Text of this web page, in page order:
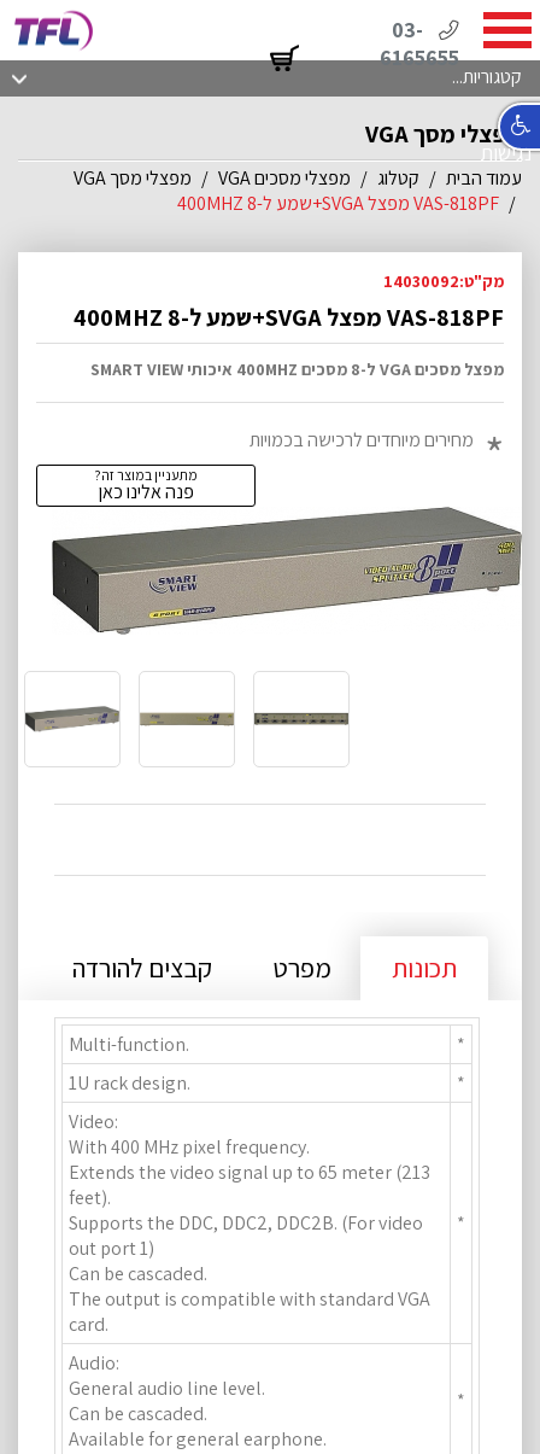
03-
6165655
קטגוריות...
מפצלי מסך VGA
עמוד הבית קטלוג מפצלי מסכים VGA
מפצלי מסך VGA
VAS-818PF מפצל SVGA+שמע ל-8 400MHZ
מק"ט:14030092
VAS-818PF מפצל SVGA+שמע ל-8 400MHZ
מפצל מסכים VGA ל-8 מסכים 400MHZ איכותי SMART VIEW
מחירים מיוחדים לרכישה בכמויות
מתעניין במוצר זה?
פנה אלינו כאן
תכונות מפרט קבצים להורדה
*
Multi-function.
*
1U rack design.
*
Video:
With 400 MHz pixel frequency.
Extends the video signal up to 65 meter (213
feet).
Supports the DDC, DDC2, DDC2B. (For video
out port 1)
Can be cascaded.
The output is compatible with standard VGA
card.
*
Audio:
General audio line level.
Can be cascaded.
Available for general earphone.
נגישות